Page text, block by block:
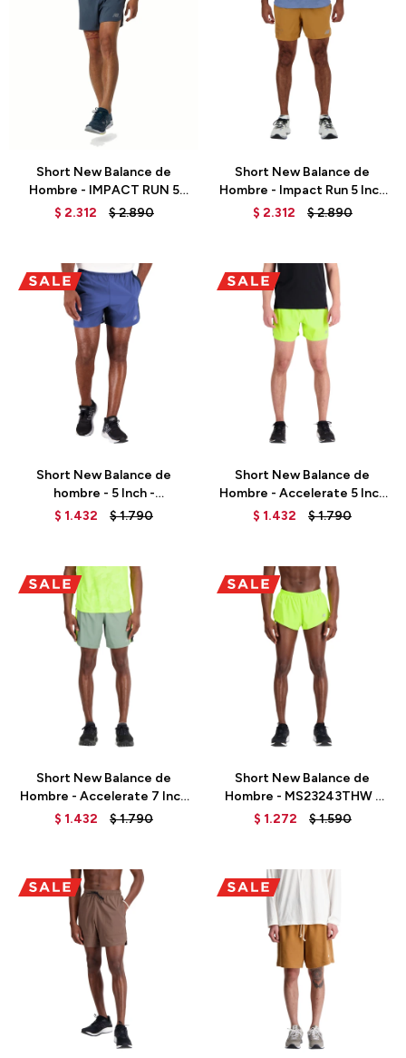
Short New Balance de
Hombre - IMPACT RUN 5
INCH - MS21268THN - GREY
$ 2.312 $2.890
Short New Balance de
Hombre - Impact Run 5 Inch
- MS21278TOB - TOBACCO
$ 2.312 $2.890
Short New Balance de
hombre - 5 Inch -
MS23228MIB - BLUE
$ 1.432 $1.790
Short New Balance de
Hombre - Accelerate 5 Inch
- MS23228THW - GREEN
$ 1.432 $1.790
Short New Balance de
Hombre - Accelerate 7 Inch
- MS23230DKJ - DARKJUNI
$ 1.432 $1.790
Short New Balance de
Hombre - MS23243THW -
GREEN
$ 1.272 $1.590